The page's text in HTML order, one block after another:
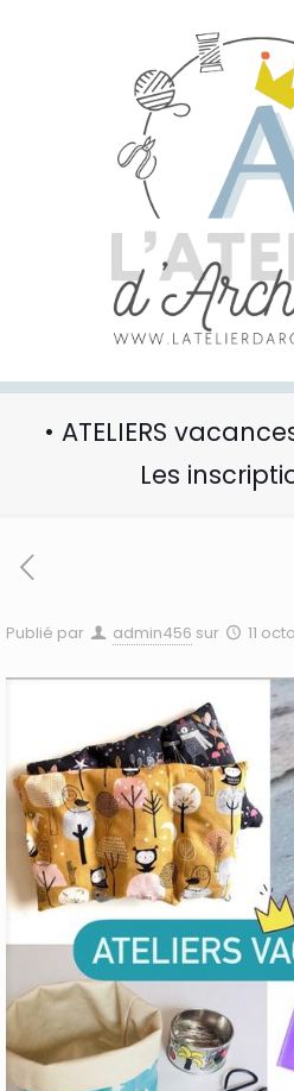
• ATELIERS
Les
Publié par admin456 sur 11